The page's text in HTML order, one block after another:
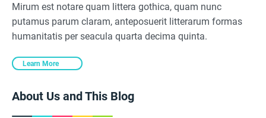
Mirum est notare quam littera gothica, quam nunc
putamus parum claram, anteposuerit litterarum formas
humanitatis per seacula quarta decima quinta.
Learn More
About Us and This Blog